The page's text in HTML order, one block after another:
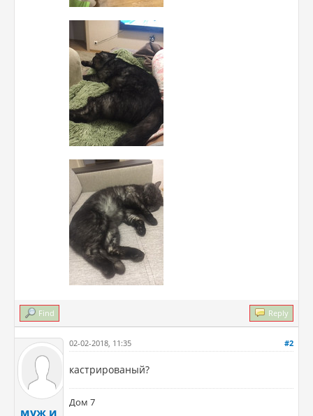
Find Reply
муж и
#2
02-02-2018, 11:35
кастрированый?
Дом 7